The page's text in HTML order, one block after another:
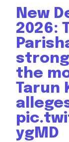
Join our
To subscribe,
or click the
your privacy and
safe with us.
New
2026:
the
Tarun
ygMD